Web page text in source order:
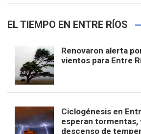
EL TIEMPO EN ENTRE RÍOS
Renovaron alerta
vientos para Entre
Ciclogénesis en
esperan
descenso de